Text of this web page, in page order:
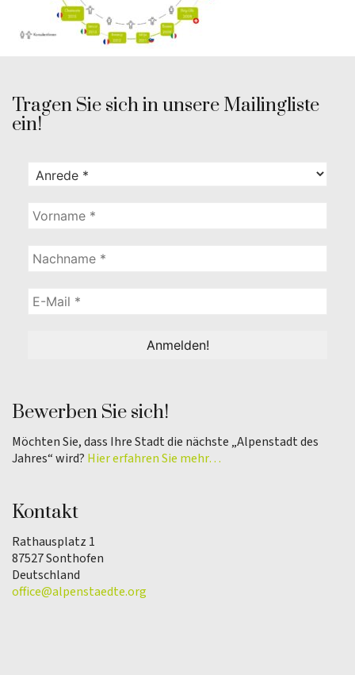
Tragen Sie sich in unsere Mailingliste
ein!
Bewerben Sie sich!
Möchten Sie, dass Ihre Stadt die nächste „Alpenstadt des
Jahres“ wird? Hier erfahren Sie mehr…
Kontakt
Rathausplatz 1
87527 Sonthofen
Deutschland
office@alpenstaedte.org